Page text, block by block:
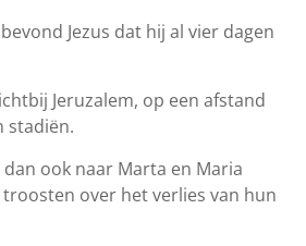
Jezus dat hij al vier dagen
Jeruzalem, op een afstand
stadiën.
dan ook naar Marta en Maria
over het verlies van hun